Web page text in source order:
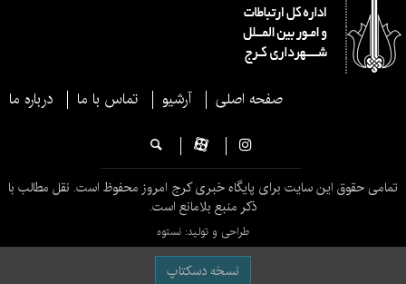
صفحه اصلی آرشیو تماس با ما درباره ما
تمامی حقوق این سایت برای پایگاه خبری کرج امروز محفوظ است. نقل مطالب با
ذکر منبع بلامانع است.
طراحی و تولید: نستوه
نسخه دسکتاپ